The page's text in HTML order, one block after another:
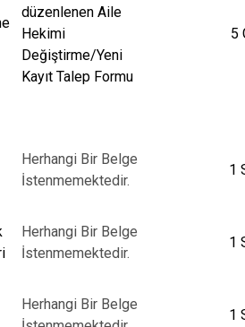
düzenlenen Aile
Hekimi
Değiştirme/Yeni
Kayıt Talep Formu
5
Herhangi Bir Belge
İstenmemektedir.
1
Herhangi Bir Belge
İstenmemektedir.
1
Herhangi Bir Belge
1